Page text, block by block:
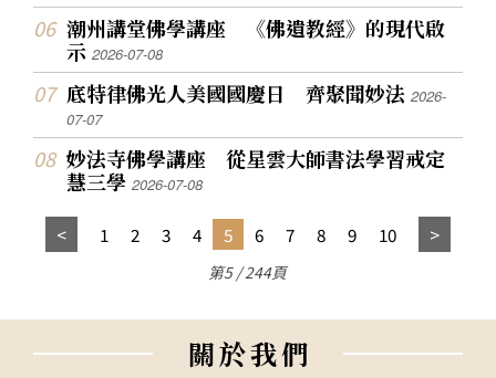
潮州講堂佛學講座 《佛遺教經》的現代啟
示2026-07-08
底特律佛光人美國國慶日 齊聚聞妙法2026-
07-07
妙法寺佛學講座 從星雲大師書法學習戒定
慧三學2026-07-08
1 2 3 4 5 6 7 8 9 10
第5 / 244頁
關於我們